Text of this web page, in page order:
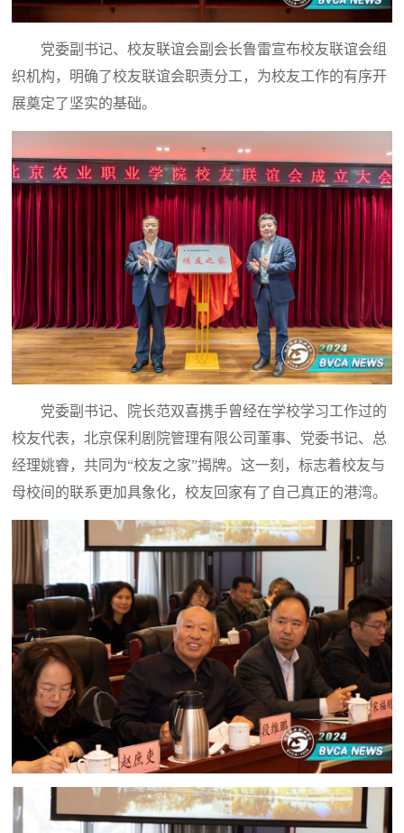
党委副书记、校友联谊会副会长鲁雷宣布校友联谊会组
织机构，明确了校友联谊会职责分工，为校友工作的有序开
展奠定了坚实的基础。
党委副书记、院长范双喜携手曾经在学校学习工作过的
校友代表，北京保利剧院管理有限公司董事、党委书记、总
经理姚睿，共同为“校友之家”揭牌。这一刻，标志着校友与
母校间的联系更加具象化，校友回家有了自己真正的港湾。